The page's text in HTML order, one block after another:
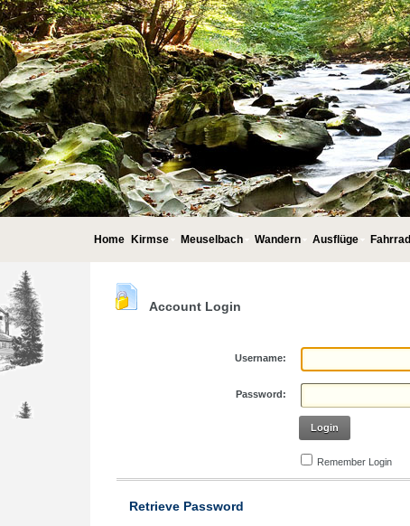
Home Kirmse Meuselbach Wandern Ausflüge Fahrrad
Account Login
Username:
Password:
Login
Remember Login
Retrieve Password